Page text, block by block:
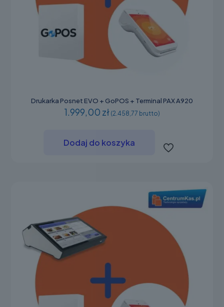
Drukarka Posnet EVO + GoPOS + Terminal PAX A920
1.999,00 zł (2.458,77 brutto)
Dodaj do koszyka